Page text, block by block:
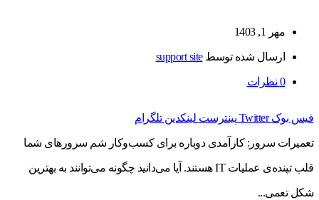
مهر 1, 1403
ارسال شده توسطsupport site
0 نظرات
فیس بوک Twitter پینترست لینکدین تلگرام
تعمیرات سرور: کارآمدی دوباره برای کسب‌وکار شم سرورهای شما
قلب تپنده‌ی عملیات IT هستند. آیا می‌دانید چگونه می‌توانند به بهترین
شکل تعمی...